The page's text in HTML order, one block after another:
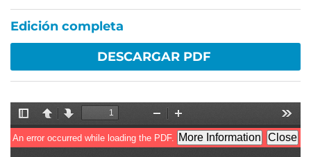
Edición completa
DESCARGAR PDF